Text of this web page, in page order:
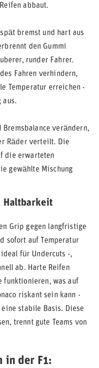
abbaut.
bremst und hart aus
den Gummi
runder Fahrer.
Fahren verhindern,
Temperatur erreichen -
aus.
Bremsbalance verändern,
Räder verteilt. Die
die erwarteten
gewählte Mischung
Haltbarkeit
Grip gegen langfristige
sofort auf Temperatur
für Undercuts -,
ab. Harte Reifen
funktionieren, was auf
riskant sein kann -
stabile Basis. Diese
trennt gute Teams von
in der F1: